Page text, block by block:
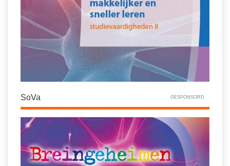
SoVa GESPONSORD